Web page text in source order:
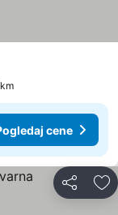
cene
Deli